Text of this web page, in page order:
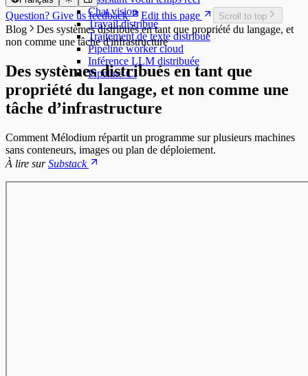
Chat vision
Travail distribué
Traitement de texte distribué
Pipeline worker cloud
Inférence LLM distribuée
Pipeline CI
Question? Give us feedback Edit this page Scroll to top
Blog
Des systèmes distribués en tant que propriété du langage, et
non comme une tâche d'infrastructure
Des systèmes distribués en tant que
propriété du langage, et non comme une
tâche d’infrastructure
Comment Mélodium répartit un programme sur plusieurs machines
sans conteneurs, images ou plan de déploiement.
À lire surSubstack